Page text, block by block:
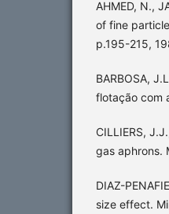
AHMED, N.,
of fine
p.195-215,
BARBOSA,
flotação com
CILLIERS,
gas aphrons.
DIAZ-
size effect.